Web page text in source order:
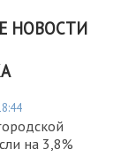
НОВОСТИ
на 3,8%